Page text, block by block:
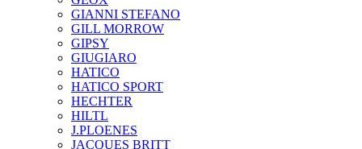
GIANNI STEFANO
GILL MORROW
GIPSY
GIUGIARO
HATICO
HATICO SPORT
HECHTER
HILTL
J.PLOENES
JAСQUES BRITT